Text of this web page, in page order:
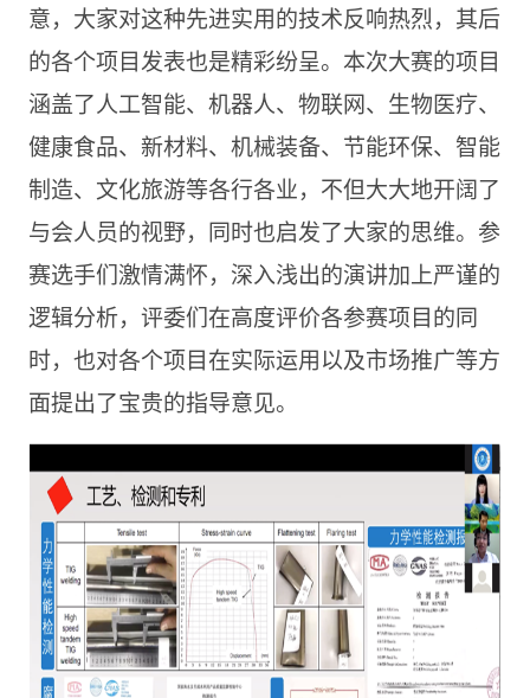
意，大家对这种先进实用的技术反响热烈，其后
的各个项目发表也是精彩纷呈。本次大赛的项目
涵盖了人工智能、机器人、物联网、生物医疗、
健康食品、新材料、机械装备、节能环保、智能
制造、文化旅游等各行各业，不但大大地开阔了
与会人员的视野，同时也启发了大家的思维。参
赛选手们激情满怀，深入浅出的演讲加上严谨的
逻辑分析，评委们在高度评价各参赛项目的同
时，也对各个项目在实际运用以及市场推广等方
面提出了宝贵的指导意见。